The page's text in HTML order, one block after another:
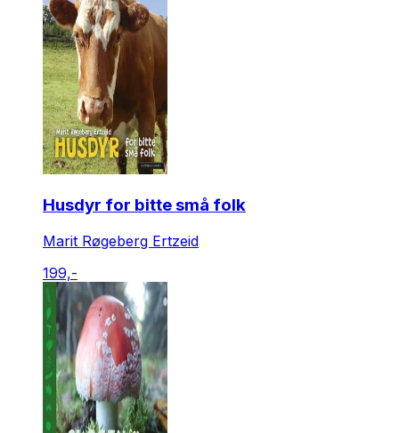
Husdyr for bitte små folk
Marit Røgeberg Ertzeid
199,-